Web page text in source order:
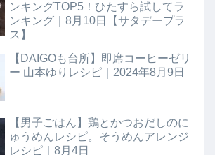
ンキングTOP5！ひたすら試してラ
ンキング｜8月10日【サタデープラ
ス】
【DAIGOも台所】即席コーヒーゼリ
ー 山本ゆりレシピ｜2024年8月9日
【男子ごはん】鶏とかつおだしのに
ゅうめんレシピ。そうめんアレンジ
レシピ｜8月4日